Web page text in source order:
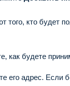
того, кто будет
как будете
его адрес. Если